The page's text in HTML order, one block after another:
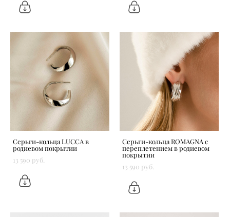
Серьги-кольца LUCCA в
родиевом покрытии
13 590 pуб.
Серьги-кольца ROMAGNA с
переплетением в родиевом
покрытии
13 590 pуб.